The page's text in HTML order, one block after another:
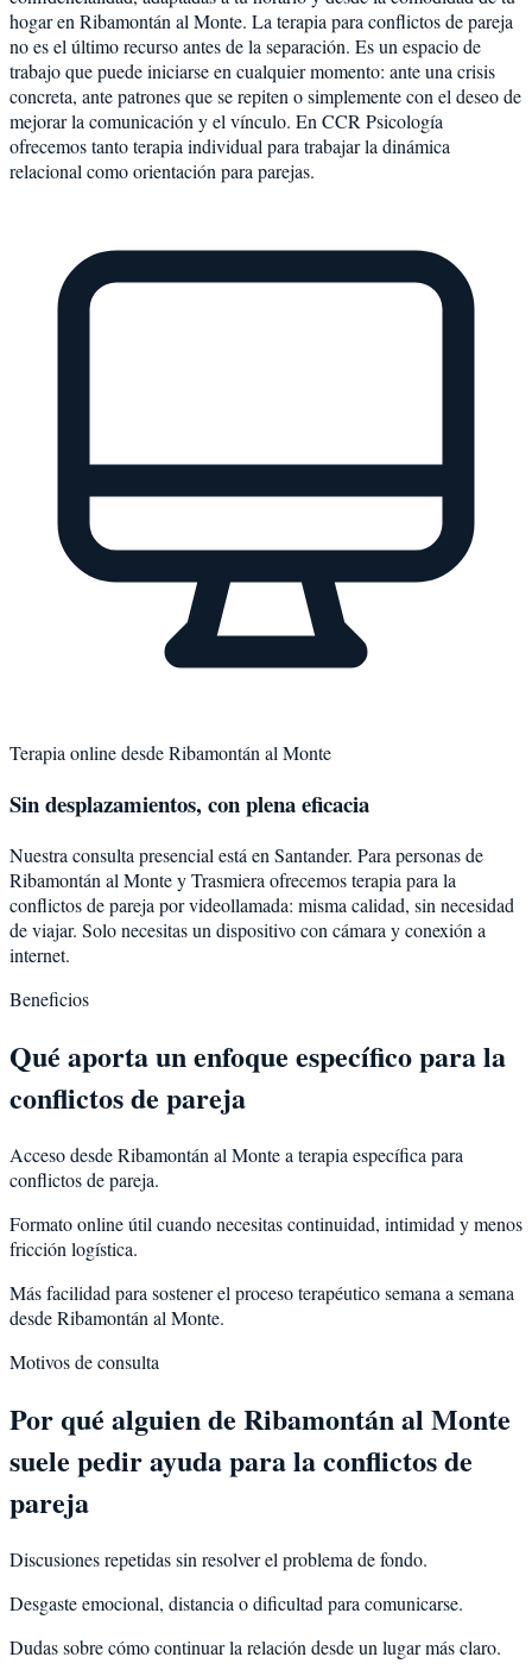
hogar en Ribamontán al Monte. La terapia para conflictos de pareja
no es el último recurso antes de la separación. Es un espacio de
trabajo que puede iniciarse en cualquier momento: ante una crisis
concreta, ante patrones que se repiten o simplemente con el deseo de
mejorar la comunicación y el vínculo. En CCR Psicología
ofrecemos tanto terapia individual para trabajar la dinámica
relacional como orientación para parejas.
Terapia online desdeRibamontán al Monte
Sin desplazamientos, con plena eficacia
Nuestra consulta presencial está en Santander. Para personas de
Ribamontán al MonteyTrasmiera ofrecemos terapia para la
conflictos de pareja por videollamada: misma calidad, sin necesidad
de viajar. Solo necesitas un dispositivo con cámara y conexión a
internet.
Beneficios
Qué aporta un enfoque específico para la
conflictos de pareja
Acceso desde Ribamontán al Monte a terapia específica para
conflictos de pareja.
Formato online útil cuando necesitas continuidad, intimidad y menos
fricción logística.
Más facilidad para sostener el proceso terapéutico semana a semana
desde Ribamontán al Monte.
Motivos de consulta
Por qué alguien de Ribamontán al Monte
suele pedir ayuda para laconflictos de
pareja
Discusiones repetidas sin resolver el problema de fondo.
Desgaste emocional, distancia o dificultad para comunicarse.
Dudas sobre cómo continuar la relación desde un lugar más claro.